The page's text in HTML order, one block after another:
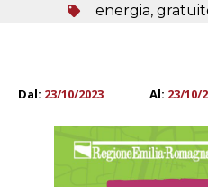
energia,
Dal: 23/10/2023 Al: 23/10/